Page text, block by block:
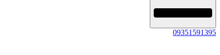
09351591395